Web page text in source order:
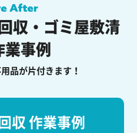
収・ゴミ屋敷清
事例
品が片付きます！
収 作業事例